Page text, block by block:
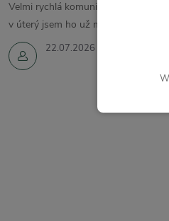
22.07.2026
Velmi rychlá komunikace a vyřízení.
v úterý jsem ho už měla.